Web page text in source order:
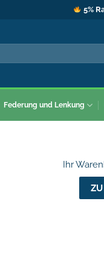
5%
Federung und Lenkung
Ihr